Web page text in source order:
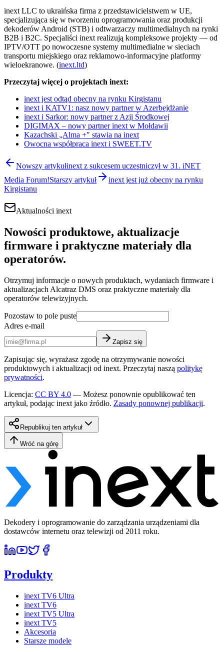
inext LLC to ukraińska firma z przedstawicielstwem w UE,
specjalizująca się w tworzeniu oprogramowania oraz produkcji
dekoderów Android (STB) i odtwarzaczy multimedialnych na rynki
B2B i B2C. Specjaliści inext realizują kompleksowe projekty — od
IPTV/OTT po nowoczesne systemy multimedialne w sieciach
transportu miejskiego oraz reklamowo-informacyjne platformy
wieloekranowe. (inext.ltd)
Przeczytaj więcej o projektach inext:
inext jest odtąd obecny na rynku Kirgistanu
inext i KATV1: nasz nowy partner w Azerbejdżanie
inext i Sarkor: nowy partner z Azji Środkowej
DIGIMAX – nowy partner inext w Mołdawii
Kazachski „Alma +" stawia na inext
Owocna współpraca inext i SWEET.TV
Nowszy artykułinext z sukcesem uczestniczył w 31. iNET
Media Forum!Starszy artykuł
inext jest już obecny na rynku
Kirgistanu
Aktualności inext
Nowości produktowe, aktualizacje
firmware i praktyczne materiały dla
operatorów.
Otrzymuj informacje o nowych produktach, wydaniach firmware i
aktualizacjach Alcatraz DMS oraz praktyczne materiały dla
operatorów telewizyjnych.
Pozostaw to pole puste
Adres e-mail
Zapisz się
Zapisując się, wyrażasz zgodę na otrzymywanie nowości
produktowych i aktualizacji od inext. Przeczytaj naszą politykę
prywatności.
Licencja: CC BY 4.0 — Możesz ponownie opublikować ten
artykuł, podając inext jako źródło. Zasady ponownej publikacji.
Republikuj ten artykuł
Wróć na górę
Dekodery i oprogramowanie do zarządzania urządzeniami dla
dostawców internetu oraz telewizji od 2011 roku.
Produkty
inext TV6 Ultra
inext TV6
inext TV5 Ultra
inext TV5
Akcesoria
Starsze modele